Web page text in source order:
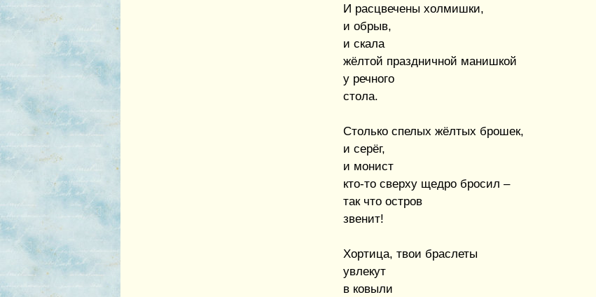
И расцвечены холмишки,
и обрыв,
и скала
жёлтой праздничной манишкой
у речного
стола.
Столько спелых жёлтых брошек,
и серёг,
и монист
кто-то сверху щедро бросил –
так что остров
звенит!
Хортица, твои браслеты
увлекут
в ковыли